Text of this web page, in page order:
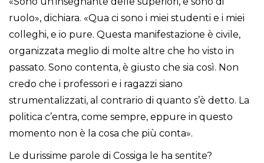
ruolo», dichiara. «Qua ci sono i miei studenti e i miei
colleghi, e io pure. Questa manifestazione è civile,
organizzata meglio di molte altre che ho visto in
passato. Sono contenta, è giusto che sia così. Non
credo che i professori e i ragazzi siano
strumentalizzati, al contrario di quanto s’è detto. La
politica c’entra, come sempre, eppure in questo
momento non è la cosa che più conta».
Le durissime parole di Cossiga le ha sentite?